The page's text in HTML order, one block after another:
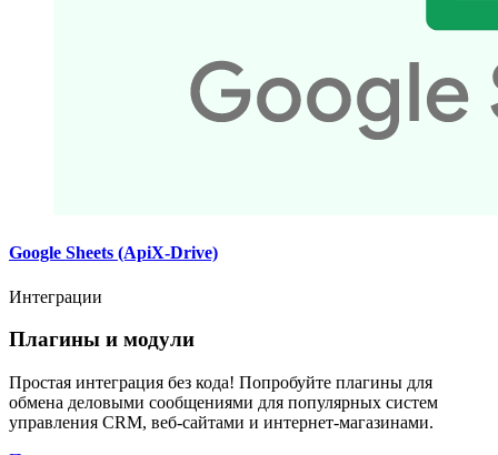
Google Sheets (ApiX-Drive)
Интеграции
Плагины и модули
Простая интеграция без кода! Попробуйте плагины для
обмена деловыми сообщениями для популярных систем
управления CRM, веб-сайтами и интернет-магазинами.